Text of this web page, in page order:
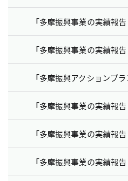
「多摩振興事業の実績報告
「多摩振興事業の実績報告
「多摩振興アクションプ
「多摩振興事業の実績報告
「多摩振興事業の実績報告
「多摩振興事業の実績報告